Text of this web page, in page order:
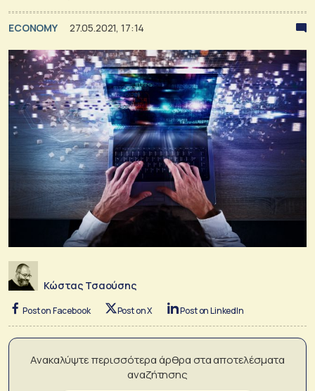
ECONOMY 27.05.2021, 17:14
Κώστας Τσαούσης
Post on Facebook Post on X Post on LinkedIn
Ανακαλύψτε περισσότερα άρθρα στα αποτελέσματα
αναζήτησης